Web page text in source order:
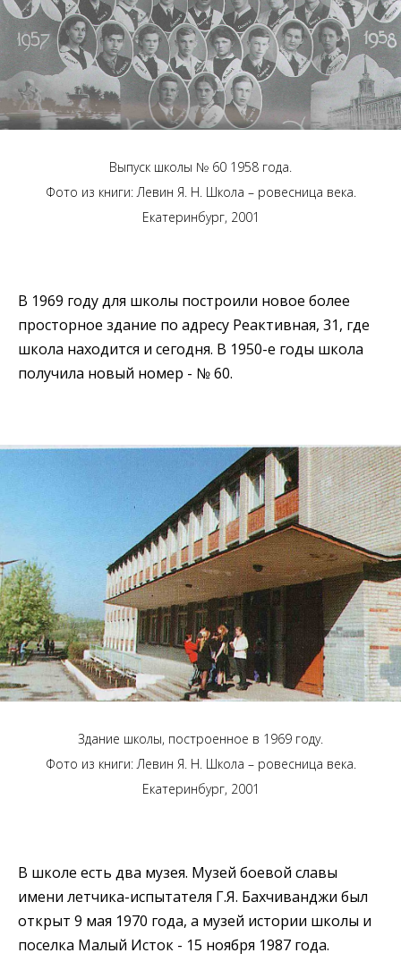
Выпуск школы № 60 1958 года.
Фото из книги: Левин Я. Н. Школа – ровесница века.
Екатеринбург, 2001
В 1969 году для школы построили новое более
просторное здание по адресу Реактивная, 31, где
школа находится и сегодня. В 1950-е годы школа
получила новый номер - № 60.
Здание школы, построенное в 1969 году.
Фото из книги: Левин Я. Н. Школа – ровесница века.
Екатеринбург, 2001
В школе есть два музея. Музей боевой славы
имени летчика-испытателя Г.Я. Бахчиванджи был
открыт 9 мая 1970 года, а музей истории школы и
поселка Малый Исток - 15 ноября 1987 года.